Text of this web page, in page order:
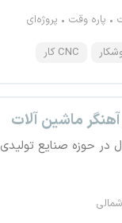
پاره وقت پروژه‌ای
CNC کار
ماشین آلات
در حوزه صنایع تولیدی